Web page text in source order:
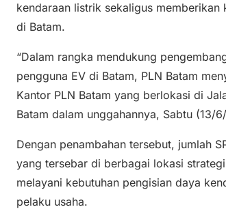
kendaraan listrik sekaligus
di Batam.
“Dalam rangka mendukung
pengguna EV di Batam, PLN Batam
Kantor PLN Batam yang berlokasi di
Batam dalam unggahannya, Sabtu (13/
Dengan penambahan tersebut, jumlah
yang tersebar di berbagai lokasi
melayani kebutuhan pengisian daya
pelaku usaha.